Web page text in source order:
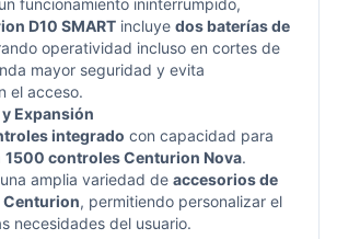
funcionamiento ininterrumpido,
D10 SMART incluye dos baterías de
operatividad incluso en cortes de
mayor seguridad y evita
el acceso.
Expansión
integrado con capacidad para
1500 controles Centurion Nova.
amplia variedad de accesorios de
, permitiendo personalizar el
necesidades del usuario.